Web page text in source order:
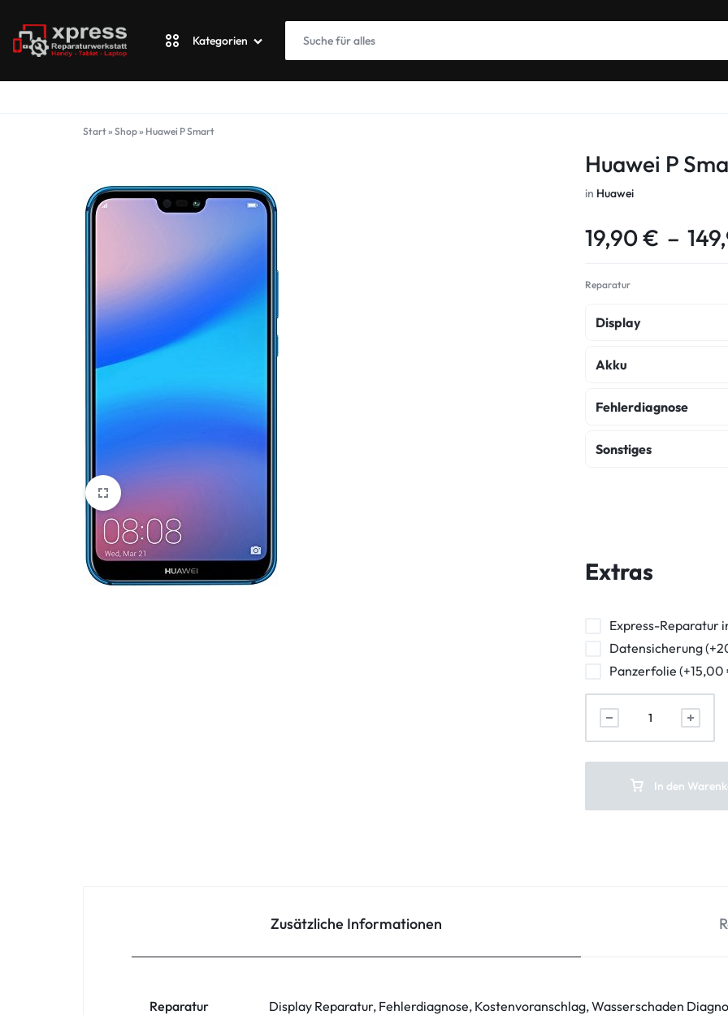
XPRESSWERKSTATT
Kategorien
Fairphone
Honor
Microsoft
Xiaomi
Start» Shop» Huawei P Smart
Huawei P
in Huawei
19,90€ –
Reparatur
Display
Display Reparatur
Akku
Akku Austausch
Fehlerdiagnose
Fehlerdiagnose
Sonstiges
Vibration Reparatur
Extras
Express-Reparatur
Datensicherung
Panzerfolie (+15,00
In den
Zusätzliche Informationen
Reparatur
Display Reparatur, Fehlerdiagnose, Kostenvoranschlag, Wasserschaden